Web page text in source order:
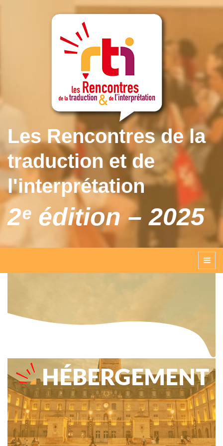
Les Rencontres de la
traduction et de
l'interprétation
2ᵉ édition – 2025
HÉBERGEMENT